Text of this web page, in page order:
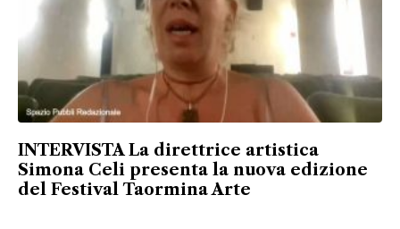
INTERVISTA La direttrice artistica
Simona Celi presenta la nuova edizione
del Festival Taormina Arte